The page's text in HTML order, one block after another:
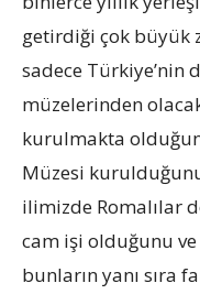
getirdiği çok büyük
sadece Türkiye’nin
müzelerinden
kurulmakta
Müzesi
ilimizde Romalılar
cam işi olduğunu ve
bunların yanı sıra